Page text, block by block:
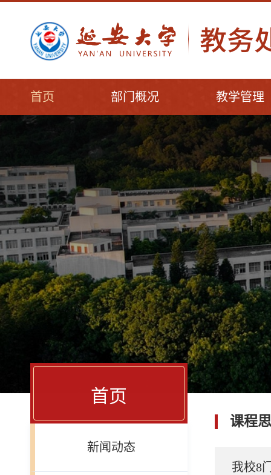
首页 部门概况 教学管理
首页
新闻动态
课程
我校8